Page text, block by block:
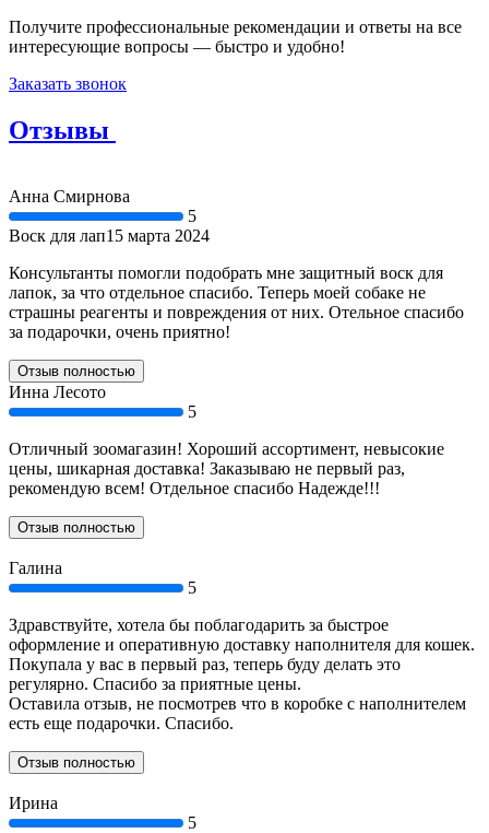
Получите профессиональные рекомендации и ответы на все
интересующие вопросы — быстро и удобно!
Заказать звонок
Отзывы
Анна Смирнова
5
Воск для лап15 марта 2024
Консультанты помогли подобрать мне защитный воск для
лапок, за что отдельное спасибо. Теперь моей собаке не
страшны реагенты и повреждения от них. Отельное спасибо
за подарочки, очень приятно!
Отзыв полностью
Инна Лесото
5
Отличный зоомагазин! Хороший ассортимент, невысокие
цены, шикарная доставка! Заказываю не первый раз,
рекомендую всем! Отдельное спасибо Надежде!!!
Отзыв полностью
Галина
5
Здравствуйте, хотела бы поблагодарить за быстрое
оформление и оперативную доставку наполнителя для кошек.
Покупала у вас в первый раз, теперь буду делать это
регулярно. Спасибо за приятные цены.
Оставила отзыв, не посмотрев что в коробке с наполнителем
есть еще подарочки. Спасибо.
Отзыв полностью
Ирина
5